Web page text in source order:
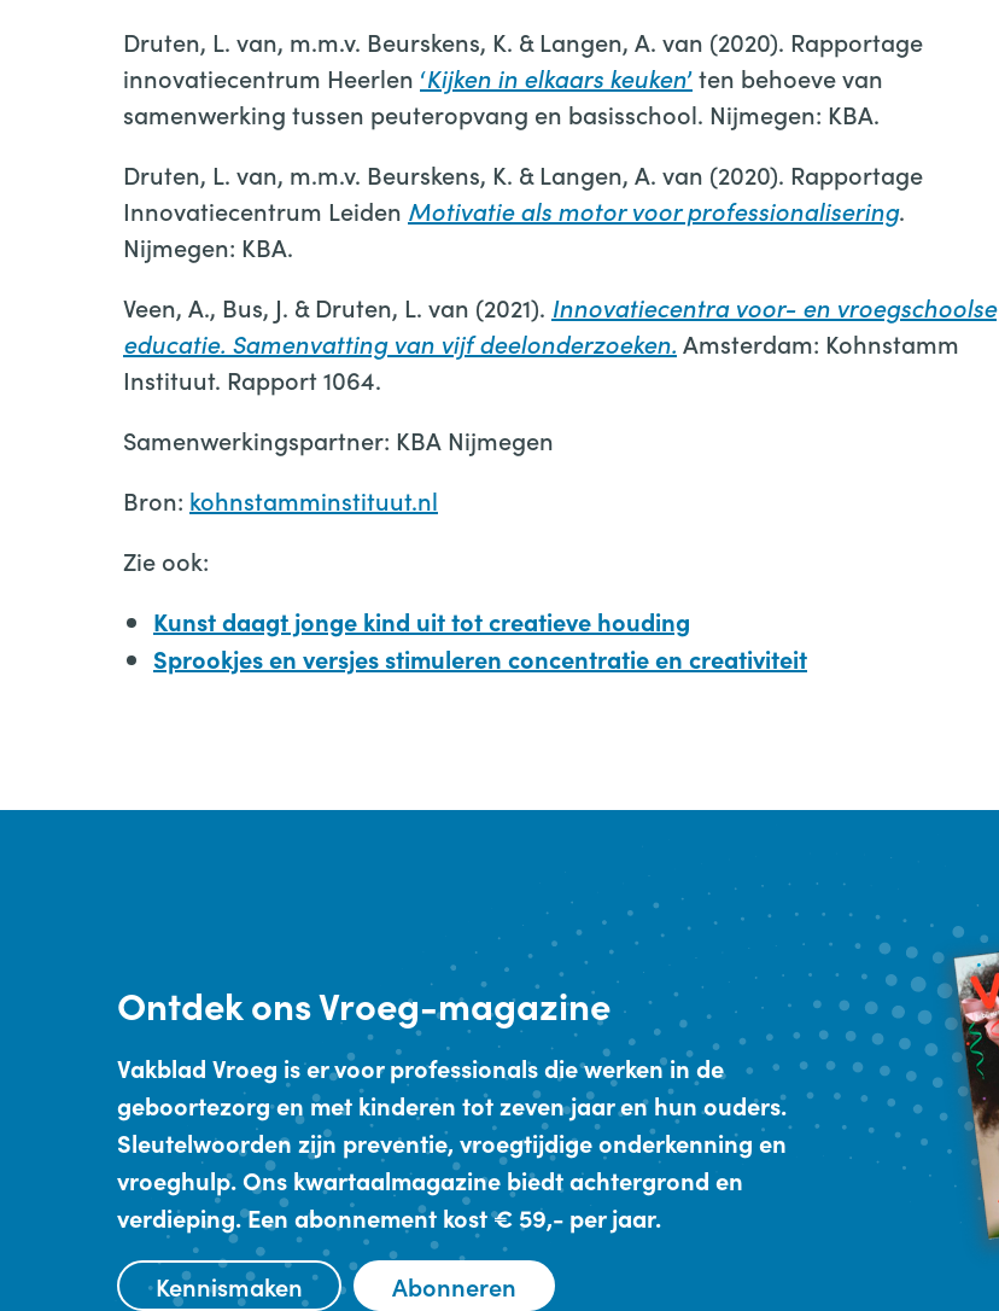
Druten, L. van, m.m.v. Beurskens, K. & Langen, A. van (2020). Rapportage
innovatiecentrum Heerlen ‘Kijken in elkaars keuken’ten behoeve van
samenwerking tussen peuteropvang en basisschool. Nijmegen: KBA.
Druten, L. van, m.m.v. Beurskens, K. & Langen, A. van (2020). Rapportage
Innovatiecentrum Leiden Motivatie als motor voor professionalisering.
Nijmegen: KBA.
Veen, A., Bus, J. & Druten, L. van (2021). Innovatiecentra voor- en vroegschoolse
educatie. Samenvatting van vijf deelonderzoeken. Amsterdam: Kohnstamm
Instituut. Rapport 1064.
Samenwerkingspartner: KBA Nijmegen
Bron: kohnstamminstituut.nl
Zie ook:
Kunst daagt jonge kind uit tot creatieve houding
Sprookjes en versjes stimuleren concentratie en creativiteit
Ontdekons Vroeg-magazine
Vakblad Vroeg is er voor professionals die werken in de
geboortezorg en met kinderen tot zeven jaar en hun ouders.
Sleutelwoorden zijn preventie, vroegtijdige onderkenning en
vroeghulp. Ons kwartaalmagazine biedt achtergrond en
verdieping. Een abonnement kost € 59,- per jaar.
Kennismaken Abonneren